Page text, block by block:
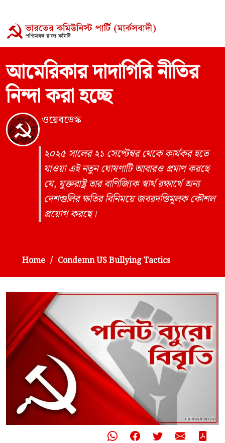
আমেরিকার দাদাগিরি নীতির
নিন্দা করা হচ্ছে
ওয়েবডেস্ক
২০২৫ সালের ২১ সেপ্টেম্বর থেকে কার্যকর হতে
যাওয়া এই নতুন ঘোষণাটি আবারও প্রমাণ করছে
যে, যুক্তরাষ্ট্র তার বাণিজ্যিক স্বার্থ রক্ষার্থে অন্য
দেশগুলির ক্ষতির বিনিময়ে জবরদস্তিমূলক কৌশল
প্রয়োগ করছে।
Home Condemn US Bullying Tactics